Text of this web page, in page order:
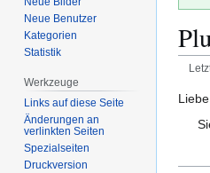
Zur
Zur
Suche
Neue Benutzer
Kategorien
Statistik
Werkzeuge
Links auf diese Seite
Änderungen an
verlinkten Seiten
Spezialseiten
Druckversion